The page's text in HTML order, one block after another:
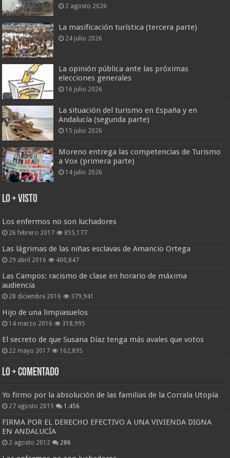
2 agosto 2026
La masificación turística (tercera parte)
24 julio 2026
La opinión pública ante las próximas
elecciones generales
16 julio 2026
La situación del turismo en España y en
Andalucía (segunda parte)
15 julio 2026
Moreno entrega las competencias de Turismo
a Vox (primera parte)
14 julio 2026
Lo + Visto
Los enfermos no son luchadores
26 febrero 2017 855,177
Las lágrimas de las niñas esclavas de Amancio Ortega
29 abril 2016 400,847
Las Campos: racismo de clase en horario de máxima
audiencia
28 diciembre 2016 379,941
Hijo de una limpiasuelos
14 marzo 2016 318,995
El secreto de que Susana Díaz tenga más avales que votos
22 mayo 2017 162,895
Lo + Comentado
Yo firmo por la absolución de las familias de la Corrala Utopía
27 agosto 2015 1.456
FIRMA POR EL DERECHO EFECTIVO A UNA VIVIENDA DIGNA
EN ANDALUCÍA
2 agosto 2012 286